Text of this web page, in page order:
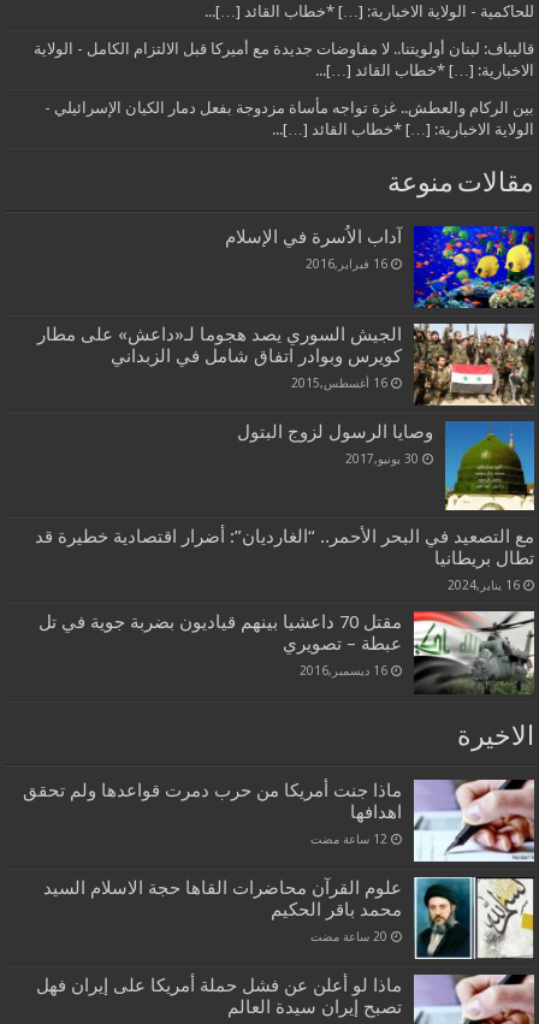
للحاكمية - الولاية الاخبارية: […] *خطاب القائد […]...
قاليباف: لبنان أولويتنا.. لا مفاوضات جديدة مع أميركا قبل الالتزام الكامل - الولاية
الاخبارية: […] *خطاب القائد […]...
بين الركام والعطش.. غزة تواجه مأساة مزدوجة بفعل دمار الكيان الإسرائيلي -
الولاية الاخبارية: […] *خطاب القائد […]...
مقالات منوعة
آداب الاُسرة في الإسلام
16 فبراير,2016
الجيش السوري يصد هجوما لـ«داعش» على مطار
كويرس وبوادر اتفاق شامل في الزبداني
16 أغسطس,2015
وصايا الرسول لزوج البتول
30 يونيو,2017
مع التصعيد في البحر الأحمر.. “الغارديان”: أضرار اقتصادية خطيرة قد
تطال بريطانيا
16 يناير,2024
مقتل 70 داعشيا بينهم قياديون بضربة جوية في تل
عبطة – تصويري
16 ديسمبر,2016
الاخيرة
ماذا جنت أمريكا من حرب دمرت قواعدها ولم تحقق
اهدافها
علوم القرآن محاضرات القاها حجة الاسلام السيد
محمد باقر الحكيم
ماذا لو أعلن عن فشل حملة أمريكا على إيران فهل
تصبح إيران سيدة العالم